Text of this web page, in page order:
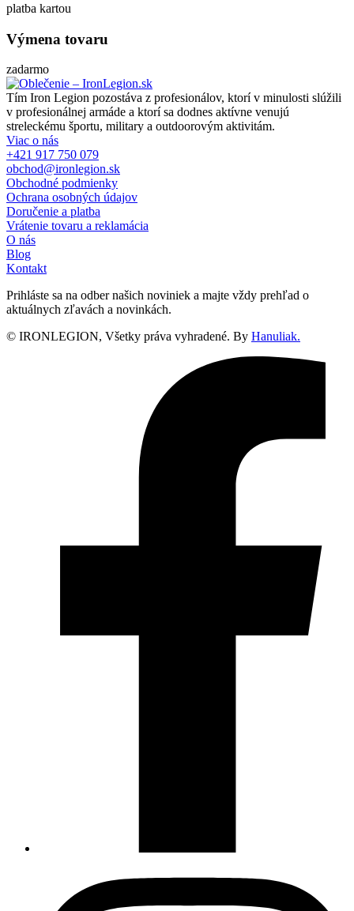
platba kartou
Výmena tovaru
zadarmo
Tím Iron Legion pozostáva z profesionálov, ktorí v minulosti slúžili
v profesionálnej armáde a ktorí sa dodnes aktívne venujú
streleckému športu, military a outdoorovým aktivitám.
Viac o nás
+421 917 750 079
obchod@ironlegion.sk
Obchodné podmienky
Ochrana osobných údajov
Doručenie a platba
Vrátenie tovaru a reklamácia
O nás
Blog
Kontakt
Prihláste sa na odber našich noviniek a majte vždy prehľad o
aktuálnych zľavách a novinkách.
© IRONLEGION, Všetky práva vyhradené. By Hanuliak.